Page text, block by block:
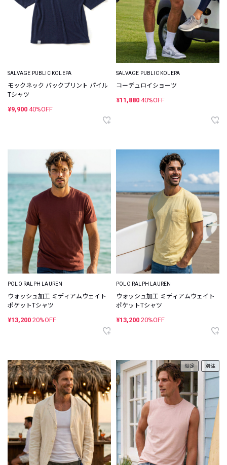
SALVAGE PUBLIC KOLEPA
モックネック バックプリント パイル
Tシャツ
¥9,900 40%OFF
SALVAGE PUBLIC KOLEPA
コーデュロイショーツ
¥11,880 40%OFF
POLO RALPH LAUREN
ウォッシュ加工 ミディアムウェイト
ポケットTシャツ
¥13,200 20%OFF
POLO RALPH LAUREN
ウォッシュ加工 ミディアムウェイト
ポケットTシャツ
¥13,200 20%OFF
限定 別注